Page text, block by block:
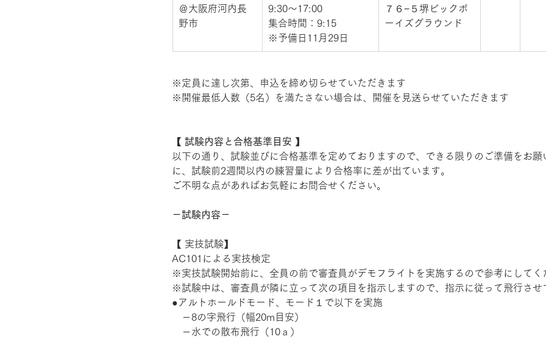
＠大阪府河内長
野市
9:30～17:00
集合時間：9:15
※予備日11月29日
７６−５堺ビックボ
ーイズグラウンド
※定員に達し次第、申込を締め切らせていただきます
※開催最低人数（5名）を満たさない場合は、開催を見送らせていただきます
【 試験内容と合格基準目安 】
以下の通り、試験並びに合格基準を定めておりますので、できる限りのご準備をお願
に、試験前2週間以内の練習量により合格率に差が出ています。
ご不明な点があればお気軽にお問合せください。
－試験内容－
【 実技試験】
AC101による実技検定
※実技試験開始前に、全員の前で審査員がデモフライトを実施するので参考にして
※試験中は、審査員が隣に立って次の項目を指示しますので、指示に従って飛行さ
●アルトホールドモード、モード１で以下を実施
－8の字飛行（幅20m目安）
－水での散布飛行（10ａ）